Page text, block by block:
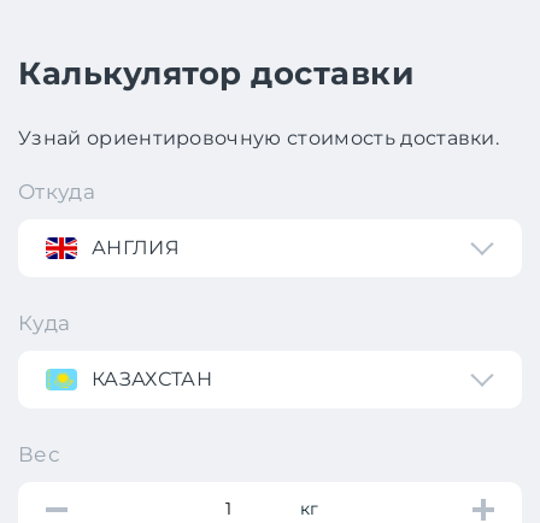
Калькулятор доставки
Узнай ориентировочную стоимость доставки.
Откуда
АНГЛИЯ
Куда
КАЗАХСТАН
Вес
кг